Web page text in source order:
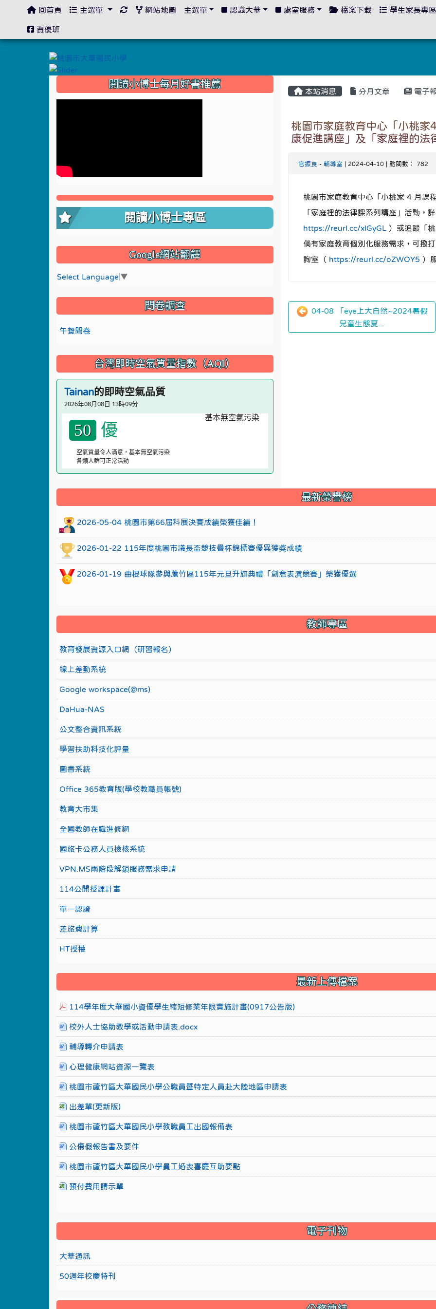
本站消息 分月文章 電子
桃園市家庭教育中心「小桃家
康促進講座」及「家庭裡的法
官振良 - 輔導室 | 2024-04-10 | 點閱數： 782
桃園市家庭教育中心「小桃家 4 月課
「家庭裡的法律課系列講座」活動，
https://reurl.cc/xlGyGL
）或追蹤「
倘有家庭教育個別化服務需求，可撥
詢室（ https://reurl.cc/oZWOY5 ）
04-08 「eye上大自然~2024暑假
兒童生態夏...
::: 閱讀小博士每月好書推薦
閱讀小博士專區
Google網站翻譯
Select Language ▼
問卷調查
午餐問卷
台灣即時空氣質量指數（AQI）
Tainan的即時空氣品質
2026年08月08日 13時09分
50 優
空氣質量令人滿意，基本無空氣污染
各類人群可正常活動
::: 最新榮譽榜
2026-05-04 桃園市第66屆科展決賽成績榮獲佳績！
2026-01-22 115年度桃園市議長盃競技疊杯錦標賽優異獲獎成績
2026-01-19 曲棍球隊參與蘆竹區115年元旦升旗典禮「創意表演競賽」榮獲優選
教師專區
教育發展資源入口網（研習報名）
線上差勤系統
Google workspace(@ms)
DaHua-NAS
公文整合資訊系統
學習扶助科技化評量
圖書系統
Office 365教育版(學校教職員帳號)
教育大市集
全國教師在職進修網
國旅卡公務人員檢核系統
VPN.MS兩階段解鎖服務需求申請
114公開授課計畫
單一認證
差旅費計算
HT授權
最新上傳檔案
114學年度大華國小資優學生縮短修業年限實施計畫(0917公告版)
校外人士協助教學或活動申請表.docx
輔導轉介申請表
心理健康網站資源一覽表
桃園市蘆竹區大華國民小學公職員暨特定人員赴大陸地區申請表
出差單(更新版)
桃園市蘆竹區大華國民小學教職員工出國報備表
公傷假報告書及要件
桃園市蘆竹區大華國民小學員工婚喪喜慶互助要點
預付費用請示單
電子刊物
大華通訊
50週年校慶特刊
回首頁 主選單 網站地圖 主選單 認識大華 處室服務 檔案下載 學生家長專區
資優班